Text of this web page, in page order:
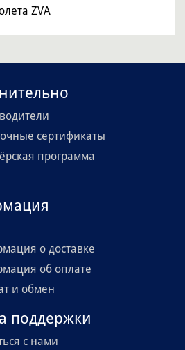
ZVA
сертификаты
программа
о доставке
об оплате
и обмен
поддержки
с нами